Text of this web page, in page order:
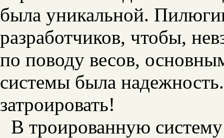
была уникальной.
разработчиков, чтобы,
по поводу весов,
системы была
затроировать!
В троированную